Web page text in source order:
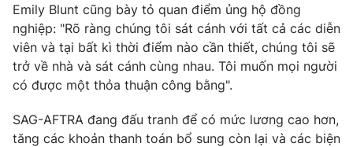
VTV9 VTV8
Liên hệ tòa soạn English
THỜI BÁO VTV
Emily Blunt cũng bày tỏ quan điểm ủng hộ đồng
nghiệp: "Rõ ràng chúng tôi sát cánh với tất cả các diễn
viên và tại bất kì thời điểm nào cần thiết, chúng tôi sẽ
trở về nhà và sát cánh cùng nhau. Tôi muốn mọi người
có được một thỏa thuận công bằng".
SAG-AFTRA đang đấu tranh để có mức lương cao hơn,
tăng các khoản thanh toán bổ sung còn lại và các biện